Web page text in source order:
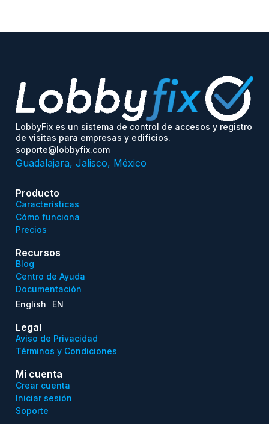
LobbyFix es un sistema de control de accesos y registro
de visitas para empresas y edificios.
soporte@lobbyfix.com
Guadalajara, Jalisco, México
Producto
Características
Cómo funciona
Precios
Recursos
Blog
Centro de Ayuda
Documentación
English
EN
Legal
Aviso de Privacidad
Términos y Condiciones
Mi cuenta
Crear cuenta
Iniciar sesión
Soporte